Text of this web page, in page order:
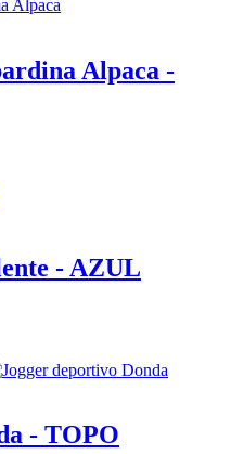
Alpaca -
- AZUL
- TOPO